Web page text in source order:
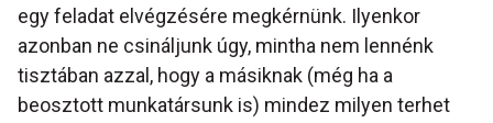
egy feladat elvégzésére megkérnünk. Ilyenkor
azonban ne csináljunk úgy, mintha nem lennénk
tisztában azzal, hogy a másiknak (még ha a
beosztott munkatársunk is) mindez milyen terhet